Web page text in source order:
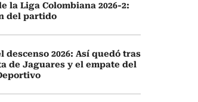
la Liga Colombiana 2026-2:
del partido
descenso 2026: Así quedó tras
de Jaguares y el empate del